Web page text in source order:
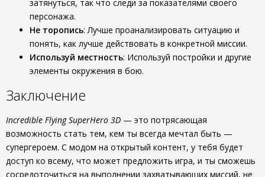
затянуться, так что следи за показателями своего
персонажа.
Не торопись: Лучше проанализировать ситуацию и
понять, как лучше действовать в конкретной миссии.
Используй местность: Используй постройки и другие
элементы окружения в бою.
Заключение
Incredible Flying SuperHero 3D — это потрясающая
возможность стать тем, кем ты всегда мечтал быть —
супергероем. С модом на открытый контент, у тебя будет
доступ ко всему, что может предложить игра, и ты сможешь
сосредоточиться на выполнении захватывающих миссий, не